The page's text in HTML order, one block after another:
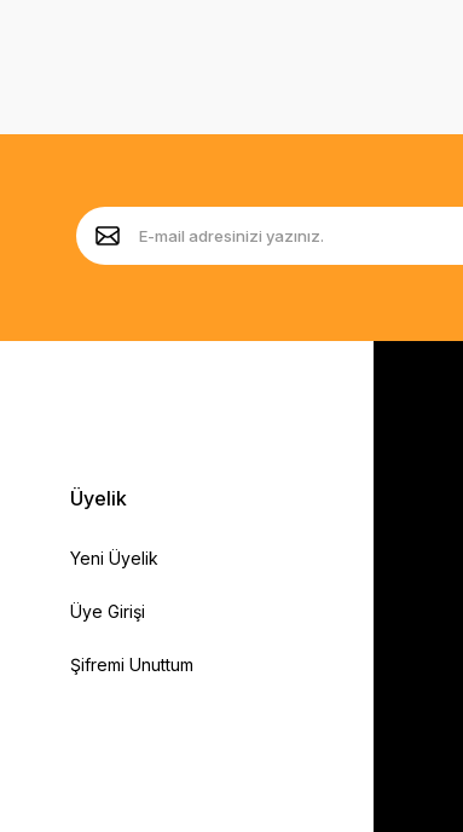
Üyelik
Yeni Üyelik
Üye Girişi
Şifremi Unuttum